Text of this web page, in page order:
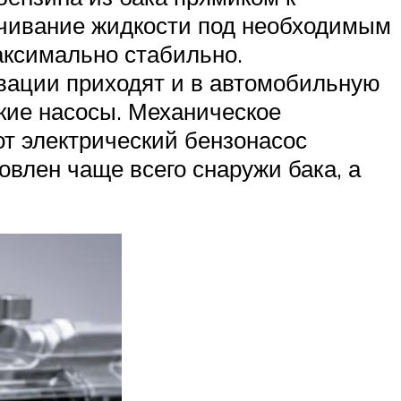
жидкости под необходимым
стабильно.
приходят и в автомобильную
насосы. Механическое
электрический бензонасос
чаще всего снаружи бака, а